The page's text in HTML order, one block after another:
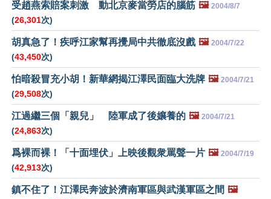
受趙燕索賠案刺激 動北京麥當勞店的腦筋 🖼️ 2004/8/7
(26,301次)
胡真急了！疾呼江家幫再攪局中共徹底沒戲 🖼️ 2004/7/22
(43,450次)
怕暗殺冒充小胡！新華網揭江澤民面臨大洗牌 🖼️ 2004/7/21
(29,508次)
江過繼三個「親兒」 陸軍成了後孃養的 🖼️ 2004/7/21
(24,863次)
爲裸而裸！「十面埋伏」上映後觀衆罵聲一片 🖼️ 2004/7/19
(42,913次)
鎮不住了！江澤民奔波於濟南軍區與武漢軍區之間 🖼️